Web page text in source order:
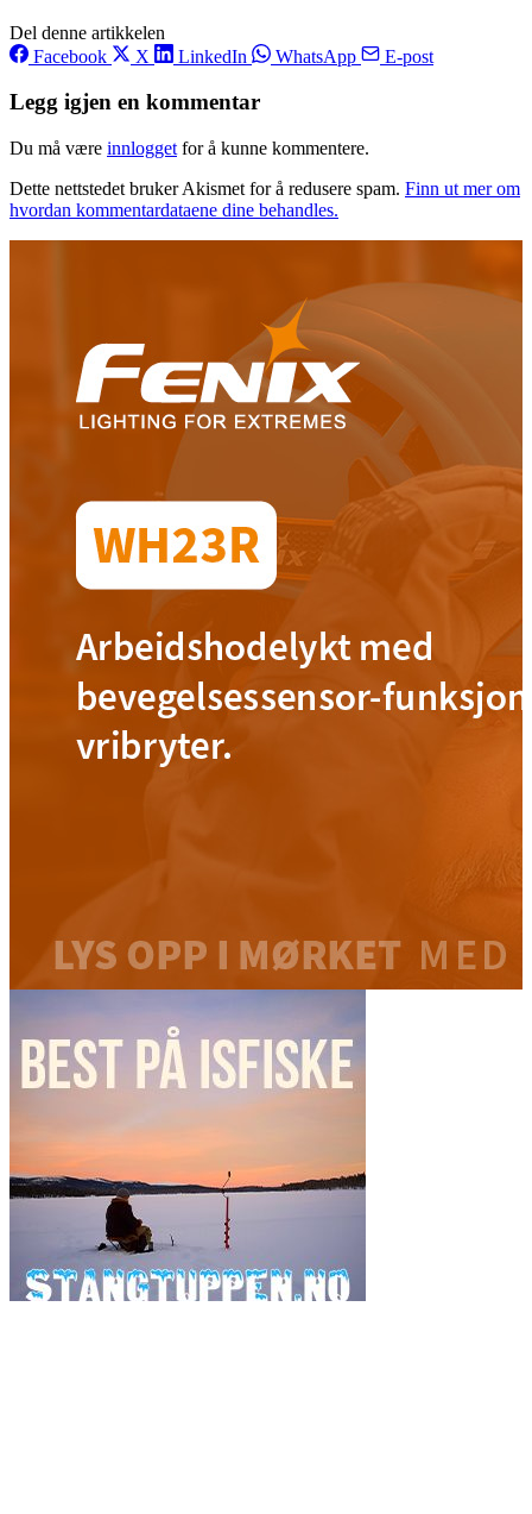
Del denne artikkelen
Facebook
X LinkedIn WhatsApp E-post
Legg igjen en kommentar
Du må være innlogget for å kunne kommentere.
Dette nettstedet bruker Akismet for å redusere spam. Finn ut mer om
hvordan kommentardataene dine behandles.